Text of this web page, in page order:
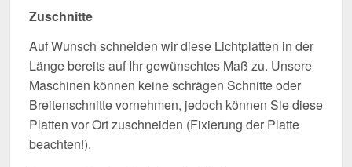
Zuschnitte
Auf Wunsch schneiden wir diese Lichtplatten in der
Länge bereits auf Ihr gewünschtes Maß zu. Unsere
Maschinen können keine schrägen Schnitte oder
Breitenschnitte vornehmen, jedoch können Sie diese
Platten vor Ort zuschneiden (Fixierung der Platte
beachten!).